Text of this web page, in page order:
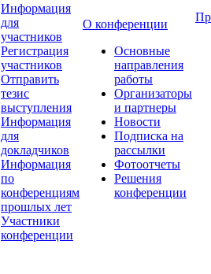
Информация
для
участников
Регистрация
участников
Отправить
тезис
выступления
Информация
для
докладчиков
Информация
по
конференциям
прошлых лет
Участники
конференции
О конференции
Основные
направления
работы
Организаторы
и партнеры
Новости
Подписка на
рассылки
Фотоотчеты
Решения
конференции